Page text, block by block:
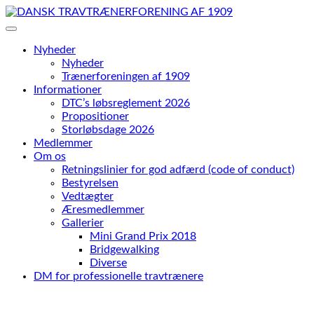
Skip
to
Nyheder
Nyheder
Trænerforeningen af 1909
Informationer
DTC’s løbsreglement 2026
Propositioner
Storløbsdage 2026
Medlemmer
Om os
Retningslinier for god adfærd (code of conduct)
Bestyrelsen
Vedtægter
Æresmedlemmer
Gallerier
Mini Grand Prix 2018
Bridgewalking
Diverse
DM for professionelle travtrænere